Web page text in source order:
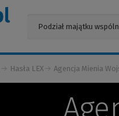
Hasła LEX Agencja Mienia